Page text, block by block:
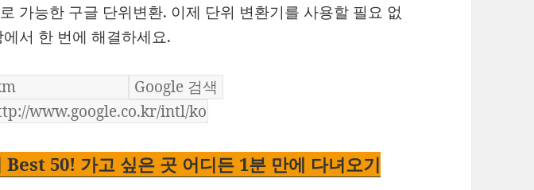
가능한 구글 단위변환. 이제 단위 변환기를 사용할 필요 없
서 한 번에 해결하세요.
Best 50! 가고 싶은 곳 어디든 1분 만에 다녀오기